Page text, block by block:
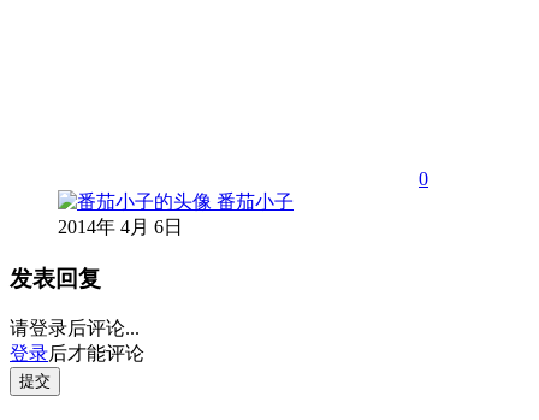
0
番茄小子
2014年 4月 6日
发表回复
请登录后评论...
登录后才能评论
提交